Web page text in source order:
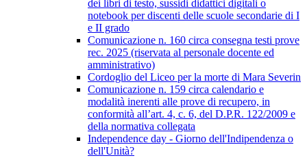
dei libri di testo, sussidi didattici digitali o
notebook per discenti delle scuole secondarie di I
e II grado
Comunicazione n. 160 circa consegna testi prove
rec. 2025 (riservata al personale docente ed
amministrativo)
Cordoglio del Liceo per la morte di Mara Severin
Comunicazione n. 159 circa calendario e
modalità inerenti alle prove di recupero, in
conformità all’art. 4, c. 6, del D.P.R. 122/2009 e
della normativa collegata
Independence day - Giorno dell'Indipendenza o
dell'Unità?